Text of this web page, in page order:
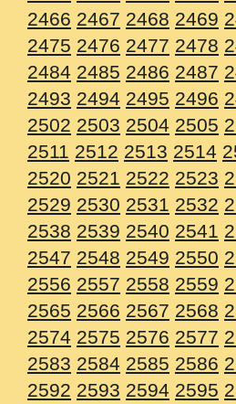
2466 2467 2468 2469
2475 2476 2477 2478
2484 2485 2486 2487
2493 2494 2495 2496
2502 2503 2504 2505
2511 2512 2513 2514
2520 2521 2522 2523
2529 2530 2531 2532
2538 2539 2540 2541
2547 2548 2549 2550
2556 2557 2558 2559
2565 2566 2567 2568
2574 2575 2576 2577
2583 2584 2585 2586
2592 2593 2594 2595